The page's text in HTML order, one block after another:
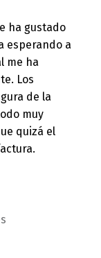
ha gustado
esperando a
me ha
Los
de la
muy
quizá el